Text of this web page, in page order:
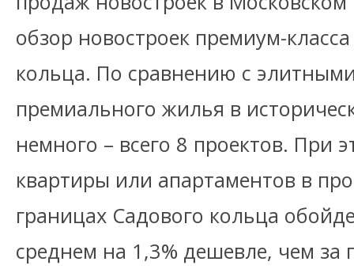
обзор новостроек премиум-
кольца. По сравнению с
премиального жилья в
немного – всего 8 проектов. При
квартиры или апартаментов в
границах Садового кольца
среднем на 1,3% дешевле, чем за